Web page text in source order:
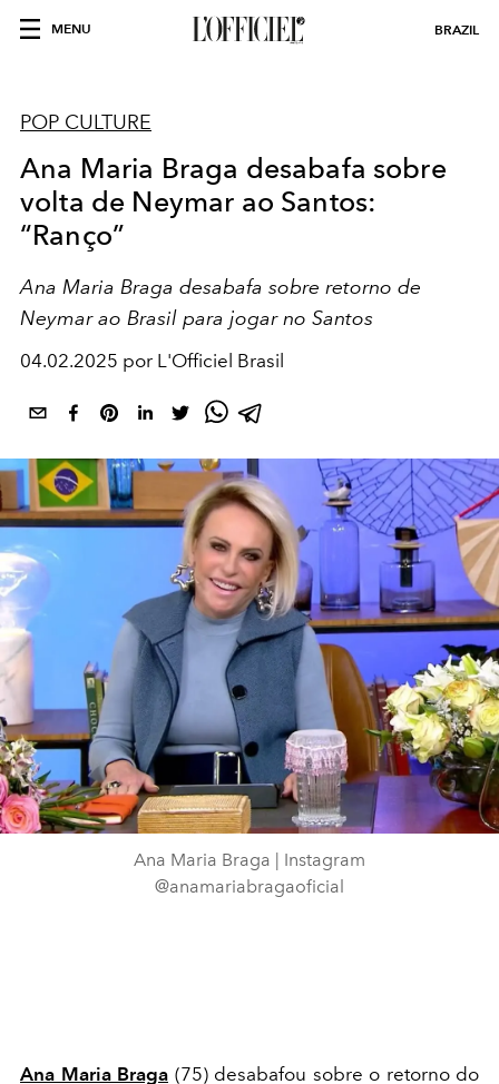
MENU BRAZIL
POP CULTURE
Ana Maria Braga desabafa sobre
volta de Neymar ao Santos:
“Ranço”
Ana Maria Braga desabafa sobre retorno de
Neymar ao Brasil para jogar no Santos
04.02.2025 por L'Officiel Brasil
Ana Maria Braga | Instagram
@anamariabragaoficial
Ana Maria Braga (75) desabafou sobre o retorno do